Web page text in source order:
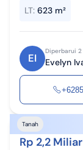
Sungai Ra...
LT: 623 m²
EI
Diperbarui
Evelyn
Tanah
Rp 2,2